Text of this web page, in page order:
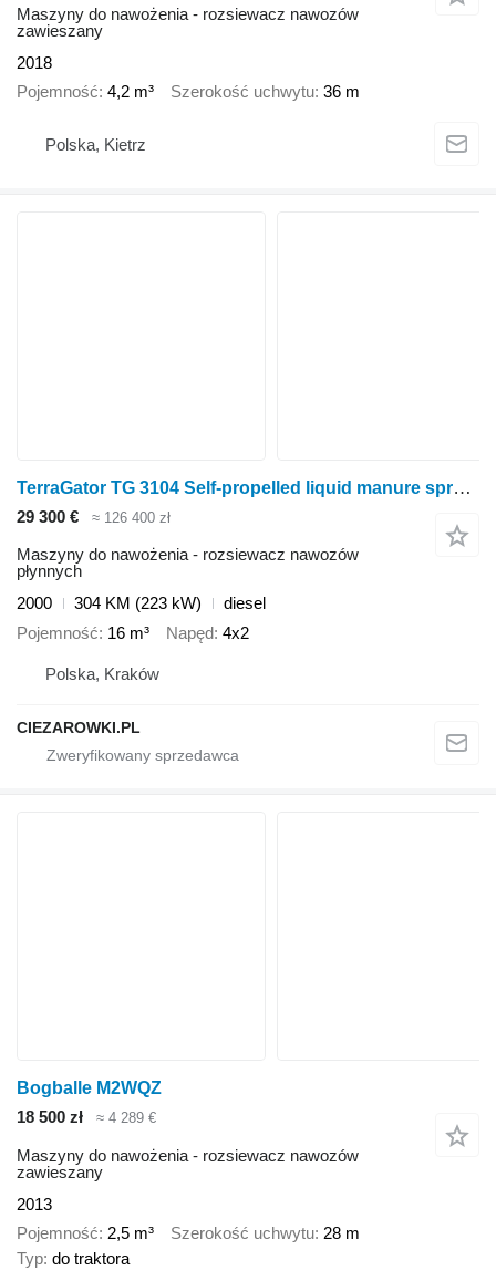
Maszyny do nawożenia - rozsiewacz nawozów
zawieszany
2018
Pojemność 4,2 m³ Szerokość uchwytu 36 m
Polska, Kietrz
TerraGator TG 3104 Self-propelled liquid manure spreader
29 300 € ≈ 126 400 zł
Maszyny do nawożenia - rozsiewacz nawozów
płynnych
2000
304 KM (223 kW)
diesel
Pojemność 16 m³ Napęd 4x2
Polska, Kraków
CIEZAROWKI.PL
Bogballe M2WQZ
18 500 zł
≈ 4 289 €
Maszyny do nawożenia - rozsiewacz nawozów
zawieszany
2013
Pojemność 2,5 m³ Szerokość uchwytu 28 m
Typ do traktora